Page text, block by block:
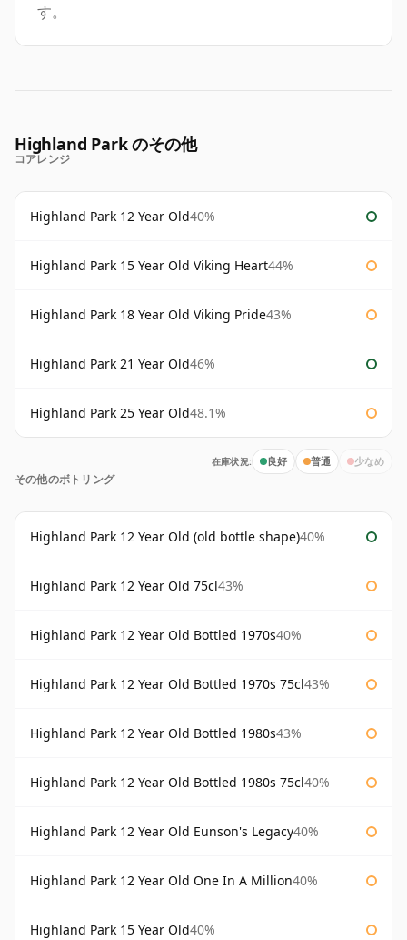
す。
Highland Park のその他
コアレンジ
Highland Park 12 Year Old40%
Highland Park 15 Year Old Viking Heart44%
Highland Park 18 Year Old Viking Pride43%
Highland Park 21 Year Old46%
Highland Park 25 Year Old48.1%
在庫状況: 良好 普通 少なめ
その他のボトリング
Highland Park 12 Year Old (old bottle shape)40%
Highland Park 12 Year Old 75cl43%
Highland Park 12 Year Old Bottled 1970s40%
Highland Park 12 Year Old Bottled 1970s 75cl43%
Highland Park 12 Year Old Bottled 1980s43%
Highland Park 12 Year Old Bottled 1980s 75cl40%
Highland Park 12 Year Old Eunson's Legacy40%
Highland Park 12 Year Old One In A Million40%
Highland Park 15 Year Old40%